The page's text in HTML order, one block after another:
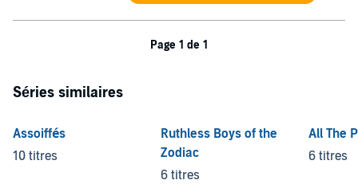
Page 1 de 1
Séries similaires
Assoiffés
10 titres
Ruthless Boys of the
Zodiac
6 titres
All The
6 titres